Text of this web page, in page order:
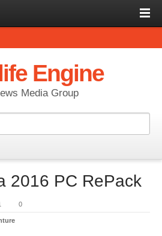
Engine
Media Group
2016 PC RePack
0